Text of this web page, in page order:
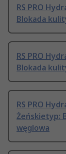
RS PRO
Blokada
RS PRO
Blokada
RS PRO
Żeńskietyp:
węglowa